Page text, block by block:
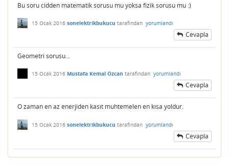
Bu soru cidden matematik sorusu mu yoksa fizik sorusu mu :)
15 Ocak 2016 sonelektrikbukucu tarafından yorumlandı
Cevapla
Geometri sorusu...
15 Ocak 2016 Mustafa Kemal Özcan tarafından yorumlandı
Cevapla
O zaman en az enerjiden kasıt muhtemelen en kısa yoldur.
15 Ocak 2016 sonelektrikbukucu tarafından yorumlandı
Cevapla